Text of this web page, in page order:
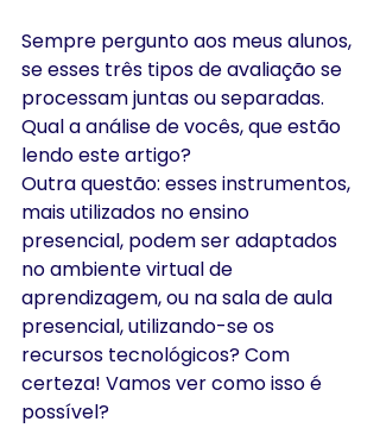
Sempre pergunto aos meus alunos,
se esses três tipos de avaliação se
processam juntas ou separadas.
Qual a análise de vocês, que estão
lendo este artigo?
Outra questão: esses instrumentos,
mais utilizados no ensino
presencial, podem ser adaptados
no ambiente virtual de
aprendizagem, ou na sala de aula
presencial, utilizando-se os
recursos tecnológicos? Com
certeza! Vamos ver como isso é
possível?